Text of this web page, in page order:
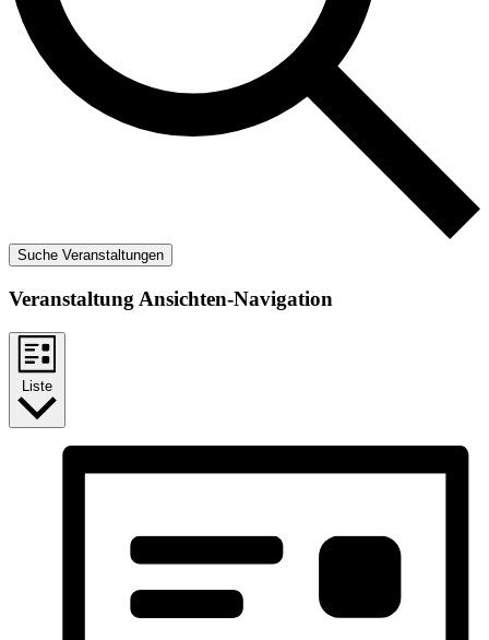
Suche Veranstaltungen
Veranstaltung Ansichten-Navigation
Liste